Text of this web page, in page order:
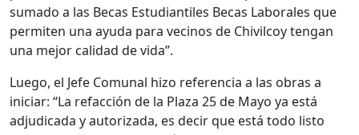
sumado a las Becas Estudiantiles Becas Laborales que
permiten una ayuda para vecinos de Chivilcoy tengan
una mejor calidad de vida”.
Luego, el Jefe Comunal hizo referencia a las obras a
iniciar: “La refacción de la Plaza 25 de Mayo ya está
adjudicada y autorizada, es decir que está todo listo